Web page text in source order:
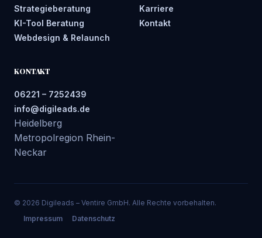
Strategieberatung
KI-Tool Beratung
Webdesign & Relaunch
Karriere
Kontakt
KONTAKT
06221 – 7252439
info@digileads.de
Heidelberg
Metropolregion Rhein-
Neckar
© 2026 Digileads – Ventire GmbH. Alle Rechte vorbehalten.
Impressum
Datenschutz